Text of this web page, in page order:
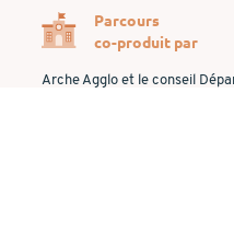
Parcours
co-produit par
Arche Agglo et le conseil